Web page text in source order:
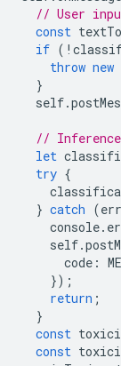
// User
const
if ( !
throw new
}
self.
//
let
try {
} catch (
console.
self.
code :
});
return ;
}
const
const